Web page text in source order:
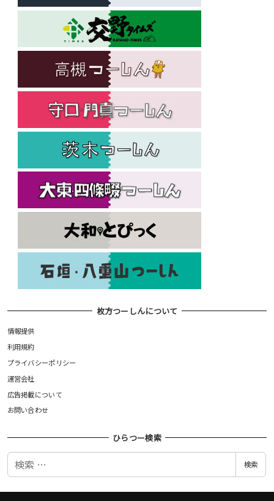
枚方つーしんについて
情報提供
利用規約
プライバシーポリシー
運営会社
広告掲載について
お問い合わせ
ひらつー検索
検
検索